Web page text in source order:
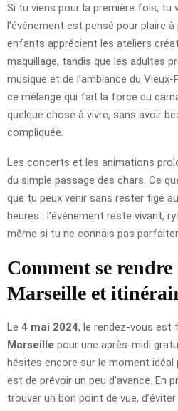
Si tu viens pour la première fois, tu
l’événement est pensé pour plaire
enfants apprécient les ateliers
maquillage, tandis que les adultes
musique et de l’ambiance du
ce mélange qui fait la force du
quelque chose à vivre, sans avoir
compliquée.
Les concerts et les animations
du simple passage des chars. Ce
que tu peux venir sans rester figé
heures : l’événement reste vivant,
même si tu ne connais pas
Comment se
Marseille et
Le 4 mai 2024, le rendez-vous est
Marseille pour une après-midi
hésites encore sur le moment idéal
est de prévoir un peu d’avance. En
trouver un bon point de vue,